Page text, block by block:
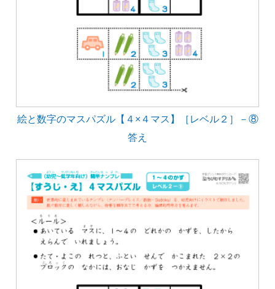
絵と数字のマスパズル【４×４マス】［レベル２］－⑧
答え